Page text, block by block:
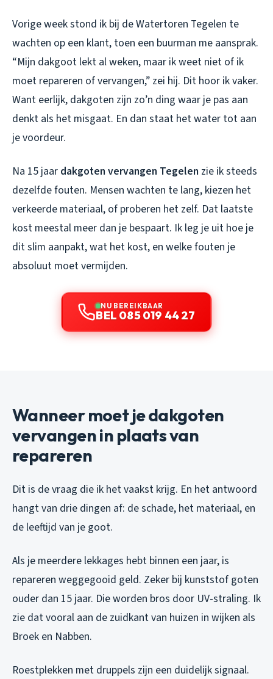
Vorige week stond ik bij de Watertoren Tegelen te
wachten op een klant, toen een buurman me aansprak.
“Mijn dakgoot lekt al weken, maar ik weet niet of ik
moet repareren of vervangen,” zei hij. Dit hoor ik vaker.
Want eerlijk, dakgoten zijn zo’n ding waar je pas aan
denkt als het misgaat. En dan staat het water tot aan
je voordeur.
Na 15 jaar dakgoten vervangen Tegelen zie ik steeds
dezelfde fouten. Mensen wachten te lang, kiezen het
verkeerde materiaal, of proberen het zelf. Dat laatste
kost meestal meer dan je bespaart. Ik leg je uit hoe je
dit slim aanpakt, wat het kost, en welke fouten je
absoluut moet vermijden.
NU BEREIKBAAR
BEL 085 019 44 27
Wanneer moet je dakgoten
vervangen in plaats van
repareren
Dit is de vraag die ik het vaakst krijg. En het antwoord
hangt van drie dingen af: de schade, het materiaal, en
de leeftijd van je goot.
Als je meerdere lekkages hebt binnen een jaar, is
repareren weggegooid geld. Zeker bij kunststof goten
ouder dan 15 jaar. Die worden bros door UV-straling. Ik
zie dat vooral aan de zuidkant van huizen in wijken als
Broek en Nabben.
Roestplekken met druppels zijn een duidelijk signaal.